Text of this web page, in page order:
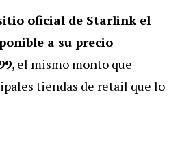
oficial de Starlink el
a su precio
, el mismo monto que
tiendas de retail que lo